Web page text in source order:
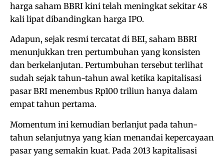
harga saham BBRI kini telah meningkat sekitar 48
kali lipat dibandingkan harga IPO.
Adapun, sejak resmi tercatat di BEI, saham BBRI
menunjukkan tren pertumbuhan yang konsisten
dan berkelanjutan. Pertumbuhan tersebut terlihat
sudah sejak tahun-tahun awal ketika kapitalisasi
pasar BRI menembus Rp100 triliun hanya dalam
empat tahun pertama.
Momentum ini kemudian berlanjut pada tahun-
tahun selanjutnya yang kian menandai kepercayaan
pasar yang semakin kuat. Pada 2013 kapitalisasi